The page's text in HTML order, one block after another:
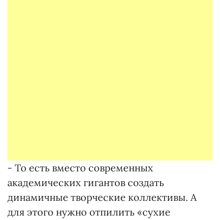
- То есть вместо современных
академических гигантов создать
динамичные творческие коллективы. А
для этого нужно отпилить «сухие